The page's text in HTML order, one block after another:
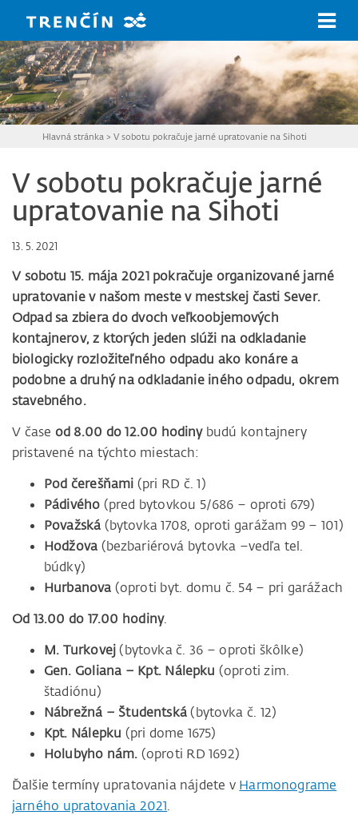
Hlavná stránka > V sobotu pokračuje jarné upratovanie na Sihoti
V sobotu pokračuje jarné
upratovanie na Sihoti
13. 5. 2021
V sobotu 15. mája 2021 pokračuje organizované jarné
upratovanie v našom meste v mestskej časti Sever.
Odpad sa zbiera do dvoch veľkoobjemových
kontajnerov, z ktorých jeden slúži na odkladanie
biologicky rozložiteľného odpadu ako konáre a
podobne a druhý na odkladanie iného odpadu, okrem
stavebného.
V čase od 8.00 do 12.00 hodinybudú kontajnery
pristavené na týchto miestach:
Pod čerešňami (pri RD č. 1)
Pádivého (pred bytovkou 5/686 – oproti 679)
Považská (bytovka 1708, oproti garážam 99 – 101)
Hodžova (bezbariérová bytovka –vedľa tel.
búdky)
Hurbanova (oproti byt. domu č. 54 – pri garážach
Od 13.00 do 17.00 hodiny.
M. Turkovej (bytovka č. 36 – oproti škôlke)
Gen. Goliana – Kpt. Nálepku (oproti zim.
štadiónu)
Nábrežná – Študentská(bytovka č. 12)
Kpt. Nálepku (pri dome 1675)
Holubyho nám. (oproti RD 1692)
Ďalšie termíny upratovania nájdete v Harmonograme
jarného upratovania 2021.